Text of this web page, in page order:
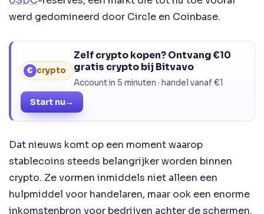
werd gedomineerd door Circle en Coinbase.
€ crypto
Zelf crypto kopen? Ontvang €10
gratis crypto bij Bitvavo
Account in 5 minuten · handel vanaf €1
Start nu→
Dat nieuws komt op een moment waarop
stablecoins steeds belangrijker worden binnen
crypto. Ze vormen inmiddels niet alleen een
hulpmiddel voor handelaren, maar ook een enorme
inkomstenbron voor bedrijven achter de schermen.